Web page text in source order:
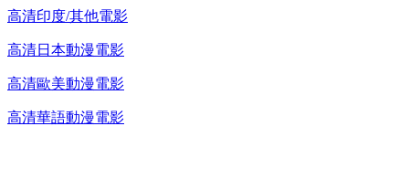
高清印度/其他電影
高清日本動漫電影
高清歐美動漫電影
高清華語動漫電影